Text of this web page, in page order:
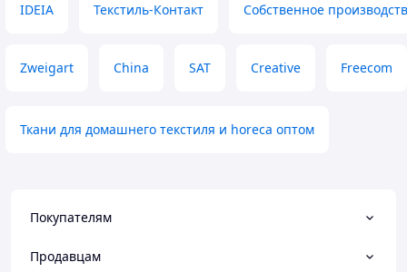
IDEIA Текстиль-Контакт Собственное
Zweigart China SAT Creative Freecom
Ткани для домашнего текстиля и horeca оптом
Покупателям
Продавцам